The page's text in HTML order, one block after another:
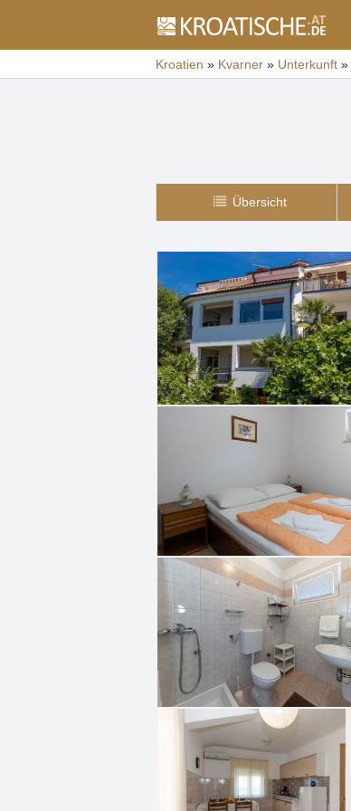
Kroatien » Kvarner » Unterkunft »
Übersicht